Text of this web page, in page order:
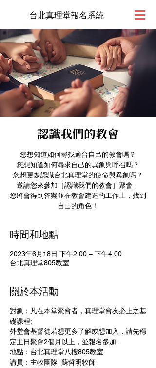
台北真理堂報名系統
認識我們的教會
您想知道如何尋找適合自己的教會嗎？
您想知道如何尋求自己的異象與呼召嗎？
您想更多認識台北真理堂的使命與異象嗎？
邀請您來參加［認識我們的教會］聚會，
您將會得到答案並在教會建造的工作上，找到
自己的角色！
時間和地點
2023年6月18日 下午2:00 – 下午4:00
台北真理堂805教室
關於本活動
對象：凡在本堂聚會者，真理堂會友必上之基
礎課程;
外堂會基督徒若想更多了解或想加入，請先穩
定主日聚會2個月以上，並報名參加.
地點：台北真理堂八樓805教室
講員：主牧團隊  蘇哲明牧師